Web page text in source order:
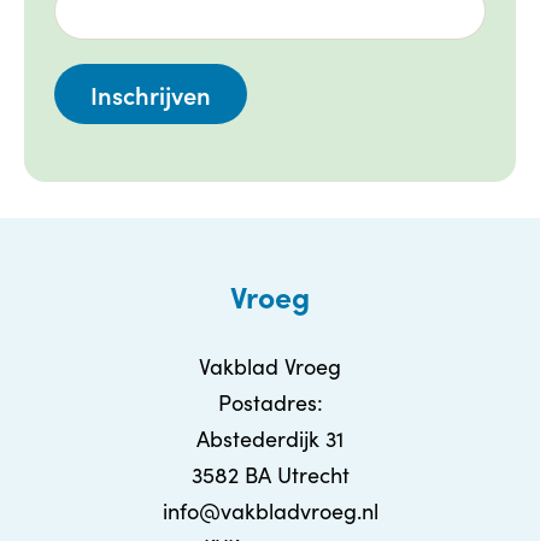
Vroeg
Vakblad Vroeg
Postadres:
Abstederdijk 31
3582 BA Utrecht
info@vakbladvroeg.nl